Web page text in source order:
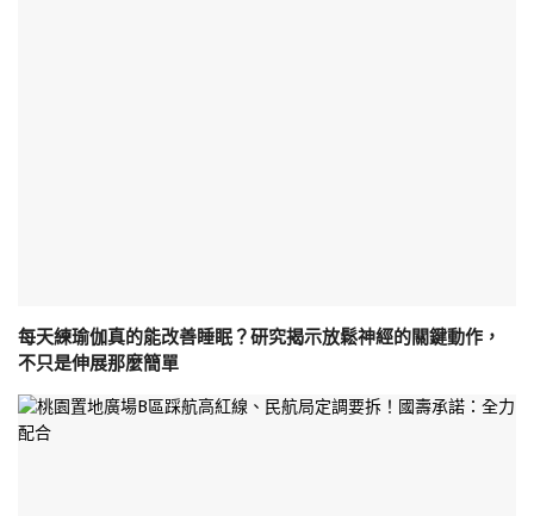
每天練瑜伽真的能改善睡眠？研究揭示放鬆神經的關鍵動作，
不只是伸展那麼簡單